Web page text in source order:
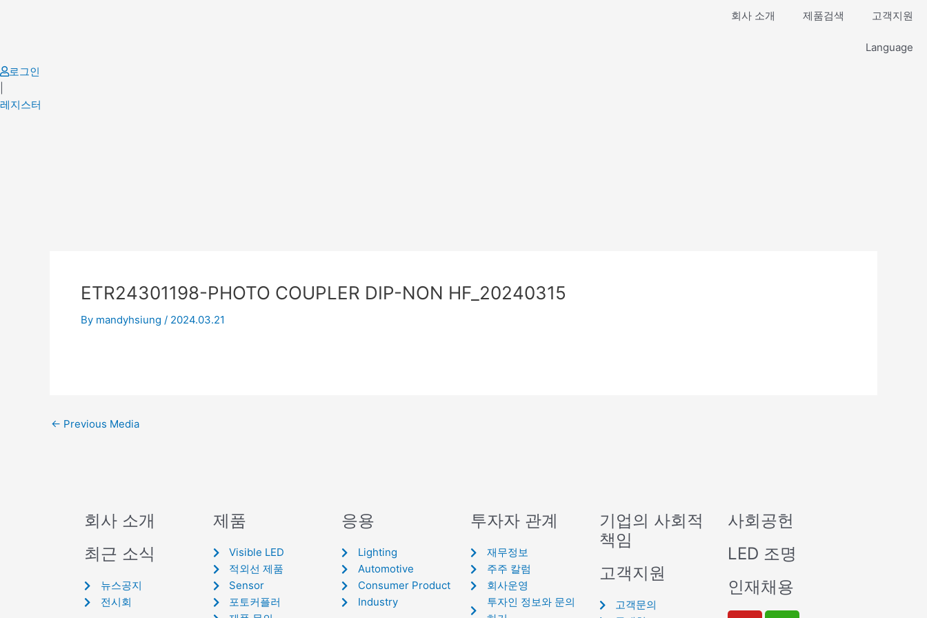
회사 소개 제품검색 고객지원
Language
로그인
레지스터
ETR24301198-PHOTO COUPLER DIP-NON HF_20240315
By mandyhsiung / 2024.03.21
← Previous Media
회사 소개
최근 소식
뉴스공지
전시회
제품
Visible LED
적외선 제품
Sensor
포토커플러
응용
Lighting
Automotive
Consumer Product
Industry
투자자 관계
재무정보
주주 칼럼
회사운영
투자인 정보와 문의
기업의 사회적
책임
고객지원
고객문의
사회공헌
LED 조명
인재채용